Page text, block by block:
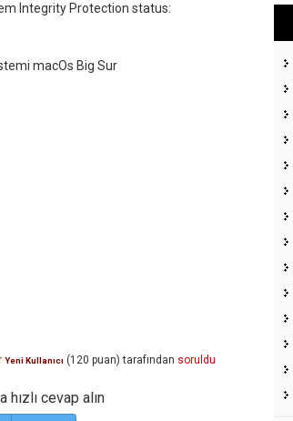
Integrity Protection status:
macOs Big Sur
Yeni Kullanıcı (120 puan) tarafından soruldu
cevap alın